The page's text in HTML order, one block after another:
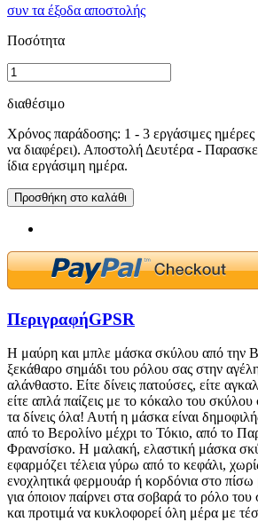
συν τα έξοδα αποστολής
Ποσότητα
διαθέσιμο
Χρόνος παράδοσης: 1 - 3 εργάσιμες ημέρες
να διαφέρει). Αποστολή Δευτέρα -
ίδια εργάσιμη ημέρα.
Προσθήκη στο καλάθι
ΠεριγραφήGPSR
Η μαύρη και μπλε μάσκα σκύλου από την
ξεκάθαρο σημάδι του ρόλου σας στην
αλάνθαστο. Είτε δίνεις πατούσες, είτε
είτε απλά παίζεις με το κόκαλο του
τα δίνεις όλα! Αυτή η μάσκα είναι
από το Βερολίνο μέχρι το Τόκιο, από το
Φρανσίσκο. Η μαλακή, ελαστική μάσκα
εφαρμόζει τέλεια γύρω από το κεφάλι,
ενοχλητικά φερμουάρ ή κορδόνια στο πίσω
για όποιον παίρνει στα σοβαρά το ρόλο
και προτιμά να κυκλοφορεί όλη μέρα με